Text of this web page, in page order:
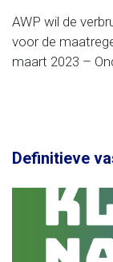
AWP wil de
voor de
maart 2023 –
Definitieve